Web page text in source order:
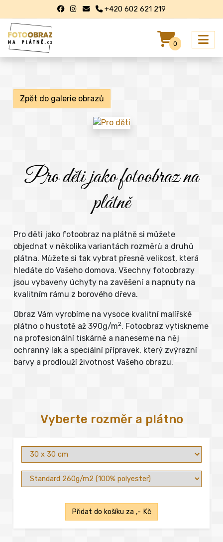
+420 602 621 219
0
Zpět do galerie obrazů
Pro děti jako fotoobraz na
plátně
Pro děti jako fotoobraz na plátně si můžete
objednat v několika variantách rozměrů a druhů
plátna. Můžete si tak vybrat přesně velikost, která
hledáte do Vašeho domova. Všechny fotoobrazy
jsou vybaveny úchyty na zavěšení a napnuty na
kvalitním rámu z borového dřeva.
Obraz Vám vyrobíme na vysoce kvalitní malířské
plátno o hustotě až 390g/m2. Fotoobraz vytiskneme
na profesionální tiskárně a naneseme na něj
ochranný lak a speciální přípravek, který zvýrazní
barvy a prodlouží životnost Vašeho obrazu.
Vyberte rozměr a plátno
Přidat do košíku za ,- Kč